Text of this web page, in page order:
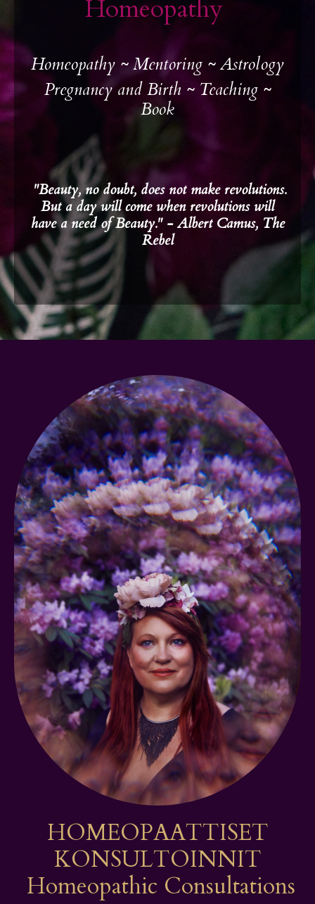
Homeopathy
Homeopathy ~ Mentoring ~ Astrology
Pregnancy and Birth ~ Teaching ~
Book
"Beauty, no doubt, does not make revolutions.
But a day will come when revolutions will
have a need of Beauty." - Albert Camus, The
Rebel
HOMEOPAATTISET
KONSULTOINNIT
Homeopathic Consultations